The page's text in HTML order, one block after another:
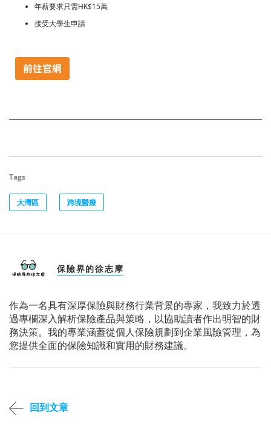
年薪要求只需HK$15萬
接受大學生申請
Tags
大灣區 跨境醫療
保險界的徐志摩
作為一名具有深厚保險與財務行業背景的專家，我致力於透
過專欄深入解析保險產品與策略，以協助讀者作出明智的財
務決策。我的專業涵蓋從個人保險規劃到企業風險管理，為
您提供全面的保險知識和實用的財務建議。
回到文章